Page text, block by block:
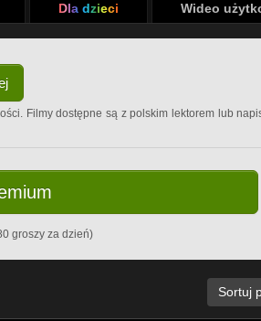
Dla dzieci Wideo
Filmy dostępne są z polskim lektorem lub
groszy za dzień)
Sortuj